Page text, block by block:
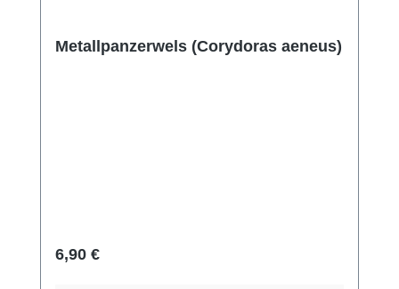
Metallpanzerwels (Corydoras aeneus)
Regulärer Preis:
6,90 €